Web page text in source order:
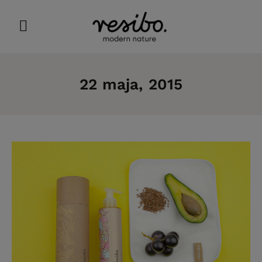
22 maja, 2015